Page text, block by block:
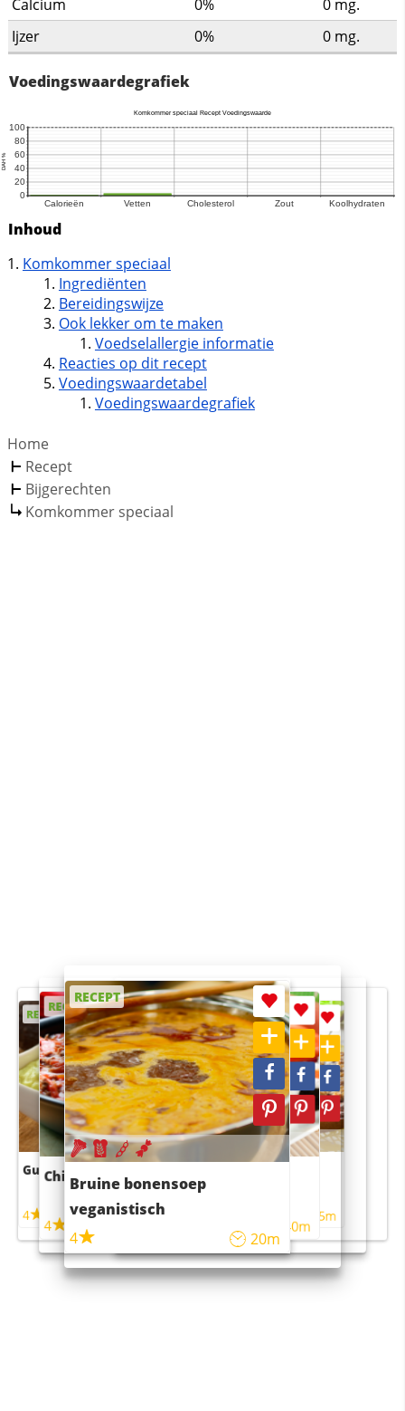
Calcium 0% 0 mg.
Ijzer
0% 0 mg.
Voedingswaardegrafiek
Inhoud
Komkommer speciaal
Ingrediënten
Bereidingswijze
Ook lekker om te maken
Voedselallergie informatie
Reacties op dit recept
Voedingswaardetabel
Voedingswaardegrafiek
Home
Recept
Bijgerechten
Komkommer speciaal
RECEPT
Guacamole
4
RECEPT
Chili con carne
4 45m
RECEPT
Bruine bonensoep
veganistisch
4
20m
RECEPT
Sushi rijstsalade
maaltijdsalade
40m
RECEPT
4 55m